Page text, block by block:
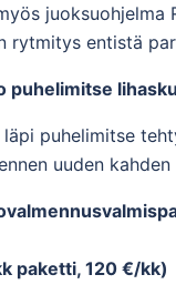
juoksuohjelma
rytmitys entistä
puhelimitse
puhelimitse
uuden
paketti, 120 €/kk)